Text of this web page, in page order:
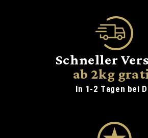
Schneller
ab 2kg
In 1-2 Tagen bei